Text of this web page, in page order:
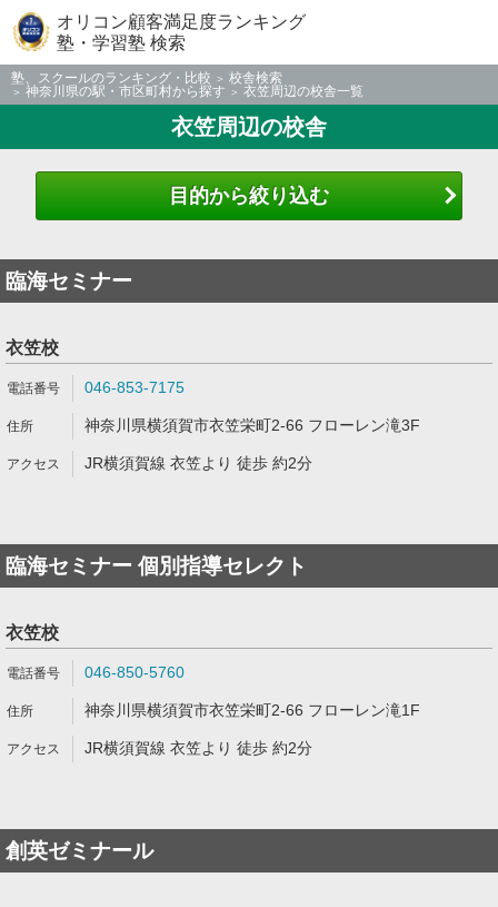
オリコン顧客満足度ランキング
塾・学習塾 検索
塾、スクールのランキング・比較
校舎検索
神奈川県の駅・市区町村から探す
衣笠周辺の校舎一覧
衣笠周辺の校舎
目的から絞り込む
臨海セミナー
衣笠校
046-853-7175
神奈川県横須賀市衣笠栄町2-66 フローレン滝3F
JR横須賀線 衣笠より 徒歩 約2分
臨海セミナー 個別指導セレクト
衣笠校
046-850-5760
神奈川県横須賀市衣笠栄町2-66 フローレン滝1F
JR横須賀線 衣笠より 徒歩 約2分
創英ゼミナール